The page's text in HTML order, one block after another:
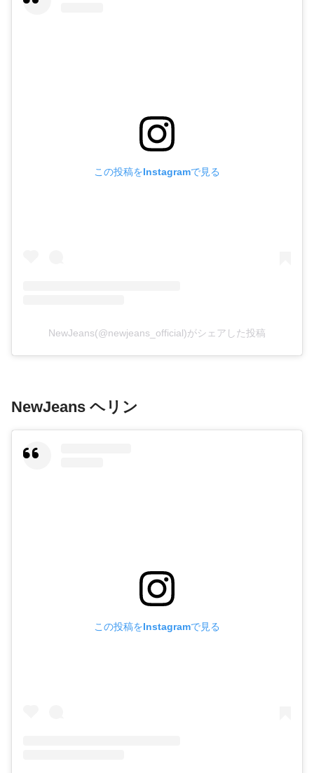
この投稿をInstagramで見る
NewJeans(@newjeans_official)がシェアした投稿
NewJeans ヘリン
この投稿をInstagramで見る